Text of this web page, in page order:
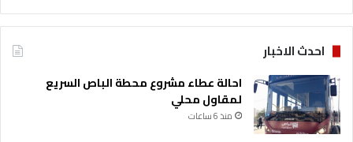
س
ة احدث الاخبار
احالة عطاء مشروع محطة الباص السريع
لمقاول محلي
منذ 6 ساعات